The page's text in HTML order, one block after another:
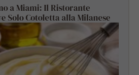
a Miami: Il Ristorante
Solo Cotoletta alla Milanese